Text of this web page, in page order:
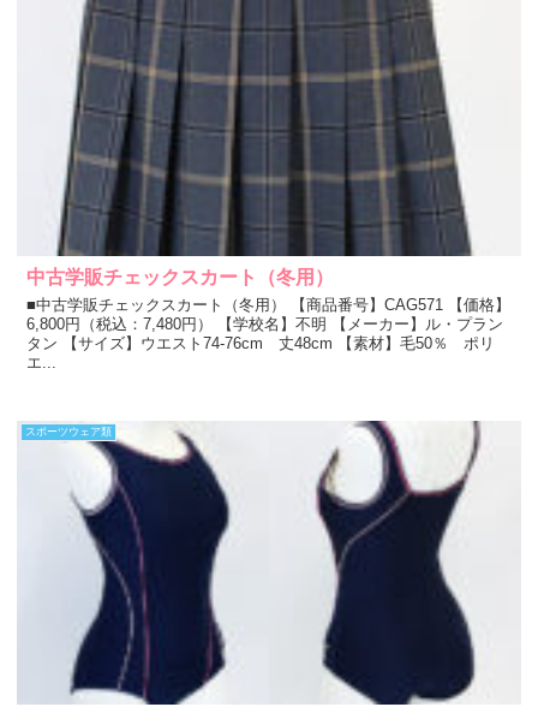
中古学販チェックスカート（冬用）
■中古学販チェックスカート（冬用） 【商品番号】CAG571 【価格】
6,800円（税込：7,480円） 【学校名】不明 【メーカー】ル・プラン
タン 【サイズ】ウエスト74-76cm 丈48cm 【素材】毛50％ ポリ
エ...
スポーツウェア類